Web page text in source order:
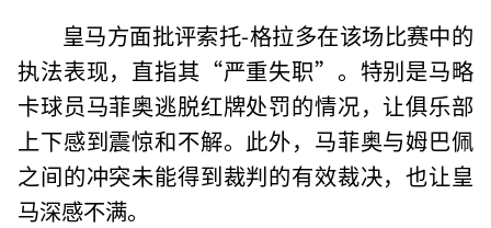
皇马方面批评索托-格拉多在该场比赛中的
执法表现，直指其“严重失职”。特别是马略
卡球员马菲奥逃脱红牌处罚的情况，让俱乐部
上下感到震惊和不解。此外，马菲奥与姆巴佩
之间的冲突未能得到裁判的有效裁决，也让皇
马深感不满。